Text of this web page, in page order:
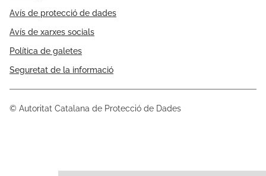
© Autoritat Catalana de Protecció de Dades
Avís de protecció de dades
Avís de xarxes socials
Política de galetes
Seguretat de la informació